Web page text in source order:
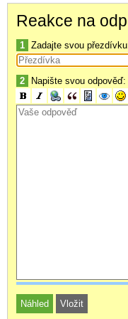
Jinak proste
smesi vitaminu/
Reakce na
1 Zadajte svou
2 Napište svou odpověď: